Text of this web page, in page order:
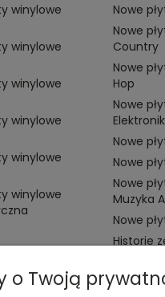
winylowe
winylowe
winylowe
winylowe
winylowe
winylowe
Nowe
Nowe
Country
Nowe
Hop
Nowe
Nowe
Nowe
Nowe
Muzyka
Nowe
Historie
o Twoją